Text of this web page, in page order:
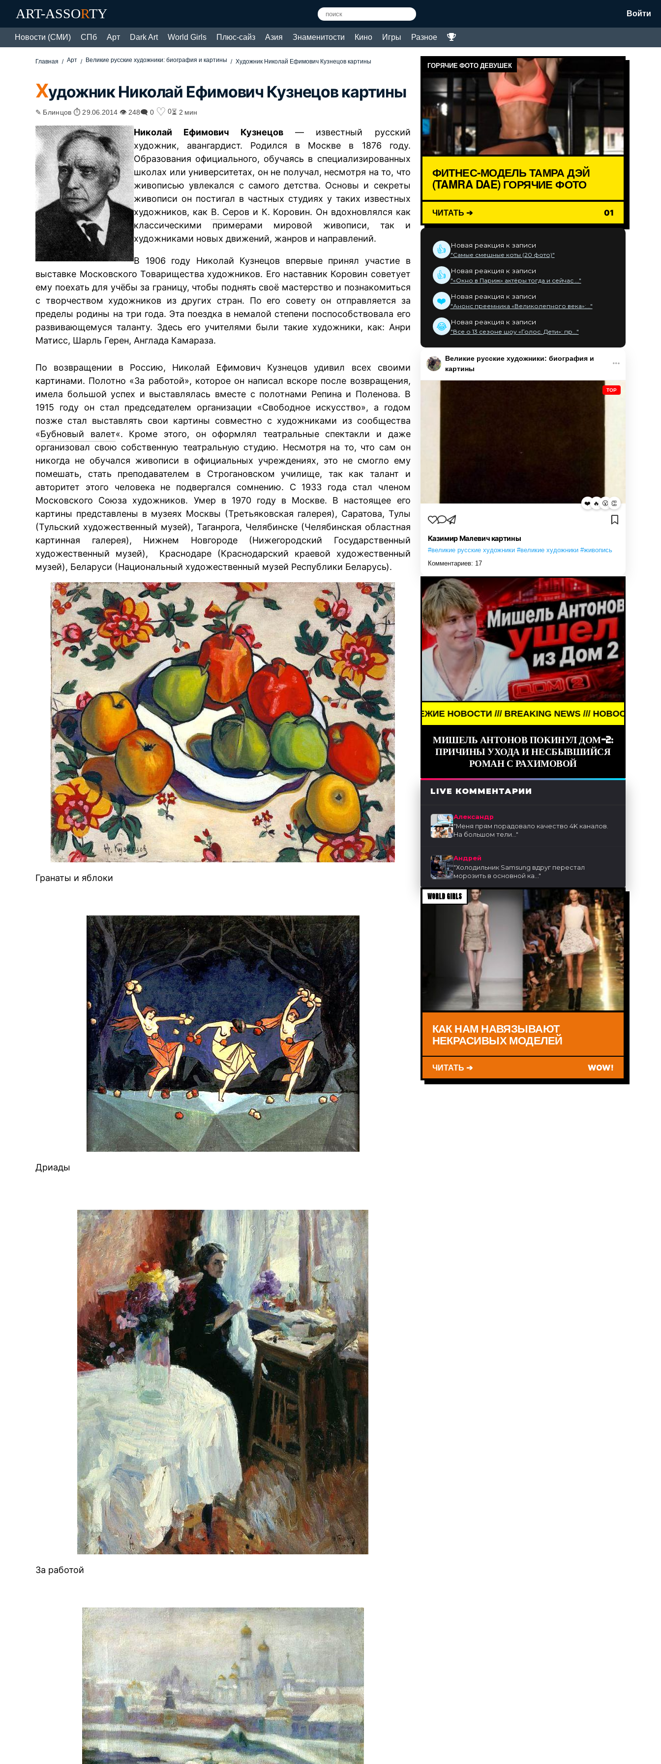
ART-ASSORTY Войти
Новости (СМИ) СПб Арт Dark Art World Girls Плюс-сайз Азия Знаменитости Кино Игры Разное
Главная Арт Великие русские художники: биография и картины Художник Николай Ефимович Кузнецов картины
Художник Николай Ефимович Кузнецов картины
✎ Блинцов ⏱ 29.06.2014 👁 248🗨 0 ♡ 0⏳ 2 мин
Николай Ефимович Кузнецов — известный русский
художник, авангардист. Родился в Москве в 1876 году.
Образования официального, обучаясь в специализированных
школах или университетах, он не получал, несмотря на то, что
живописью увлекался с самого детства. Основы и секреты
живописи он постигал в частных студиях у таких известных
художников, как В. Серов и К. Коровин. Он вдохновлялся как
классическими примерами мировой живописи, так и
художниками новых движений, жанров и направлений.
В 1906 году Николай Кузнецов впервые принял участие в
выставке Московского Товарищества художников. Его наставник Коровин советует
ему поехать для учёбы за границу, чтобы поднять своё мастерство и познакомиться
с творчеством художников из других стран. По его совету он отправляется за
пределы родины на три года. Эта поездка в немалой степени поспособствовала его
развивающемуся таланту. Здесь его учителями были такие художники, как: Анри
Матисс, Шарль Герен, Англада Камараза.
По возвращении в Россию, Николай Ефимович Кузнецов удивил всех своими
картинами. Полотно «За работой», которое он написал вскоре после возвращения,
имела большой успех и выставлялась вместе с полотнами Репина и Поленова. В
1915 году он стал председателем организации «Свободное искусство», а годом
позже стал выставлять свои картины совместно с художниками из сообщества
«Бубновый валет«. Кроме этого, он оформлял театральные спектакли и даже
организовал свою собственную театральную студию. Несмотря на то, что сам он
никогда не обучался живописи в официальных учреждениях, это не смогло ему
помешать, стать преподавателем в Строгановском училище, так как талант и
авторитет этого человека не подвергался сомнению. С 1933 года стал членом
Московского Союза художников. Умер в 1970 году в Москве. В настоящее его
картины представлены в музеях Москвы (Третьяковская галерея), Саратова, Тулы
(Тульский художественный музей), Таганрога, Челябинске (Челябинская областная
картинная галерея), Нижнем Новгороде (Нижегородский Государственный
художественный музей), Краснодаре (Краснодарский краевой художественный
музей), Беларуси (Национальный художественный музей Республики Беларусь).
Гранаты и яблоки
Дриады
За работой
ГОРЯЧИЕ ФОТО ДЕВУШЕК
ФИТНЕС-МОДЕЛЬ ТАМРА ДЭЙ
(TAMRA DAE) ГОРЯЧИЕ ФОТО
ЧИТАТЬ ➔ 01
👍 Новая реакция к записи
"Самые смешные коты (20 фото)"
👍 Новая реакция к записи
"«Окно в Париж» актёры тогда и сейчас ..."
❤️ Новая реакция к записи
"Анонс преемника «Великолепного века»:..."
😂 Новая реакция к записи
"Все о 13 сезоне шоу «Голос. Дети»: пр..."
Великие русские художники: биография и
картины
TOP
❤️ 🔥 😮 👏
Казимир Малевич картины
#великие русские художники #великие художники #живопись
Комментариев: 17
BREAKING NEWS /// НОВОСТИ (СМИ) /// СВЕЖИЕ НОВОСТИ /// BREAKING NEWS /// НОВОСТИ (СМИ) /// СВЕЖИЕ
МИШЕЛЬ АНТОНОВ ПОКИНУЛ ДОМ-2:
ПРИЧИНЫ УХОДА И НЕСБЫВШИЙСЯ
РОМАН С РАХИМОВОЙ
LIVE КОММЕНТАРИИ
Александр
"Меня прям порадовало качество 4K каналов.
На большом тели..."
Андрей
"Холодильник Samsung вдруг перестал
морозить в основной ка..."
WORLD GIRLS
КАК НАМ НАВЯЗЫВАЮТ
НЕКРАСИВЫХ МОДЕЛЕЙ
ЧИТАТЬ ➔ WOW!